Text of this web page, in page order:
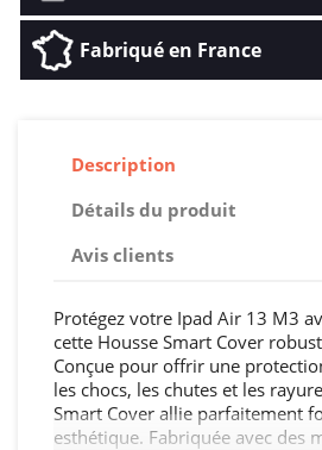
Fabriqué en France
Description
Détails du produit
Avis clients
Protégez votre Ipad Air 13 M3
cette Housse Smart Cover
Conçue pour offrir une
les chocs, les chutes et les
Smart Cover allie parfaitement
esthétique. Fabriquée avec des